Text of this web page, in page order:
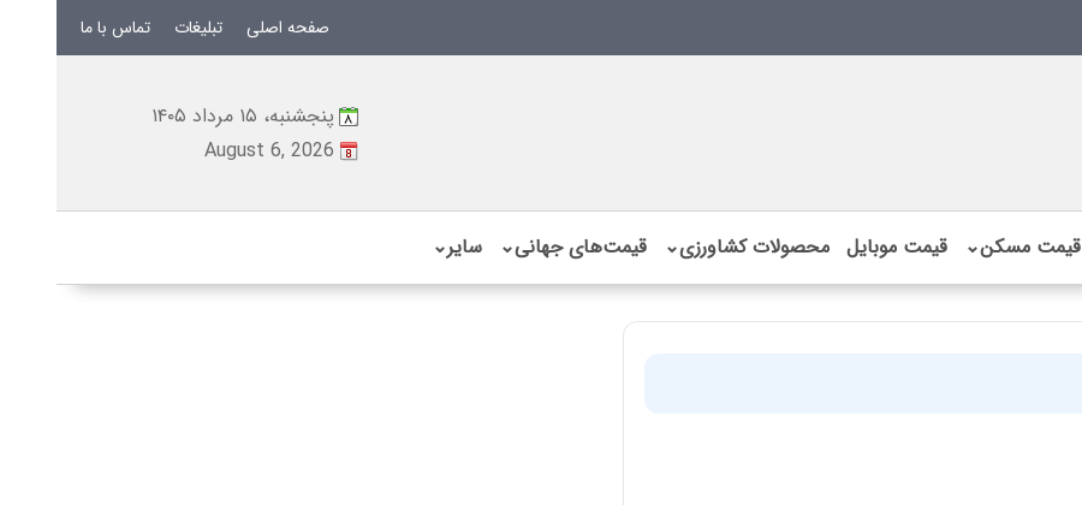
صفحه اصلی تبلیغات تماس با ما
پنجشنبه، ۱۵ مرداد ۱۴۰۵
August 6, 2026
قیمت مسکن⌄ قیمت موبایل محصولات کشاورزی⌄ قیمت‌های جهانی⌄ سایر⌄